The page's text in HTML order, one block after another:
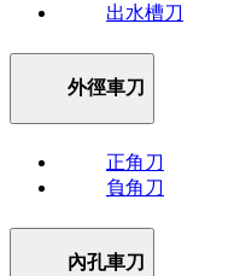
出水槽刀
外徑車刀
正角刀
負角刀
內孔車刀